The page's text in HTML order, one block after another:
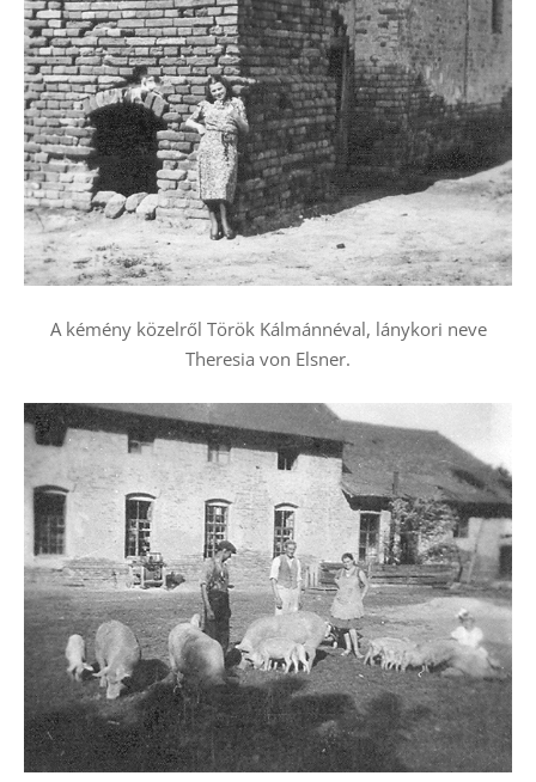
A kémény közelről Török Kálmánnéval, lánykori neve
Theresia von Elsner.